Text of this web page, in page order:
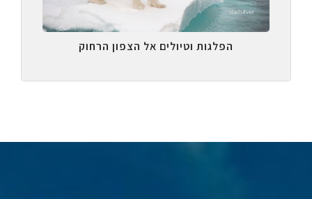
הפלגות וטיולים אל הצפון הרחוק